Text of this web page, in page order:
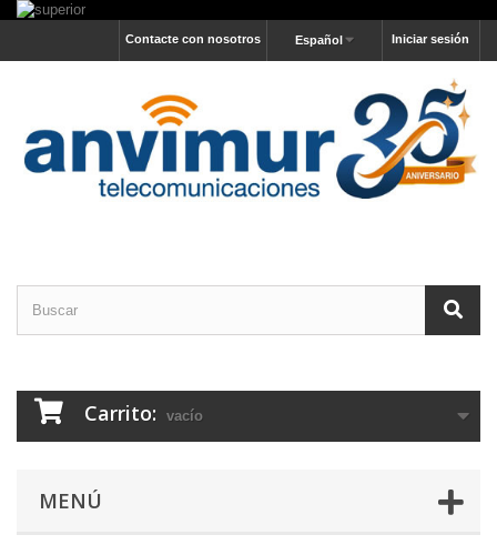
Iniciar sesión
Español
Contacte con nosotros
Carrito: vacío
MENÚ